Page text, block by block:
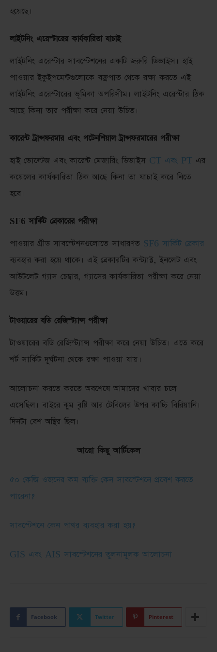
হয়েছে।
লাইটনিং এরেস্টারের কার্যকারিতা যাচাই
লাইটনিং এরেস্টার সাবস্টেশনের একটি জরুরি ডিভাইস। হাই
পাওয়ার ইকুইপমেন্টগুলোকে বজ্রপাত থেকে রক্ষা করতে এই
লাইটনিং এরেস্টারের ভূমিকা অপরিসীম। লাইটনিং এরেস্টার ঠিক
আছে কিনা তার পরীক্ষা করে নেয়া উচিত।
কারেন্ট ট্রান্সফরমার এবং পটেনশিয়াল ট্রান্সফরমারের পরীক্ষা
হাই ভোল্টেজ এবং কারেন্ট মেজারিং ডিভাইস CT এবং PT এর
কয়েলের কার্যকারিতা ঠিক আছে কিনা তা যাচাই করে নিতে
হবে।
SF6 সার্কিট ব্রেকারের পরীক্ষা
পাওয়ার গ্রীড সাবস্টেশনগুলোতে সাধারণত SF6 সার্কিট ব্রেকার
ব্যবহার করা হয়ে থাকে। এই ব্রেকারটির কন্ট্যাক্ট, ইনলেট এবং
আউটলেট গ্যাস চেম্বার, গ্যাসের কার্যকারিতা পরীক্ষা করে নেয়া
উত্তম।
টাওয়ারের বডি রেজিস্ট্যান্স পরীক্ষা
টাওয়ারের বডি রেজিস্ট্যান্স পরীক্ষা করে নেয়া উচিত। এতে করে
শর্ট সার্কিট দূর্ঘটনা থেকে রক্ষা পাওয়া যায়।
আলোচনা করতে করতে অবশেষে আমাদের খাবার চলে
এসেছিল। বাইরে ঝুম বৃষ্টি আর টেবিলের উপর কাচ্চি বিরিয়ানি।
দিনটা বেশ অস্থির ছিল।
আরো কিছু আর্টিকেল
৫০ কেজি ওজনের কম ব্যক্তি কেন সাবস্টেশনে প্রবেশ করতে
পারেনা?
সাবস্টেশনে কেন পাথর ব্যবহার করা হয়?
GIS এবং AIS সাবস্টেশনের তুলনামূলক আলোচনা
Facebook Twitter Pinterest